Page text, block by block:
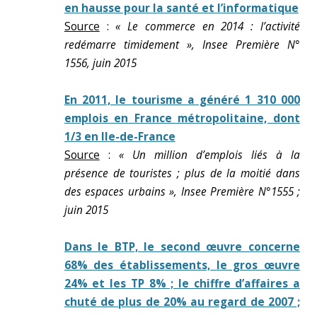
en hausse pour la santé et l’informatique
Source :« Le commerce en 2014 : l’activité
redémarre timidement », Insee Première N°
1556, juin 2015
En 2011, le tourisme a généré 1 310 000
emplois en France métropolitaine, dont
1/3 en Ile-de-France
Source : « Un million d’emplois liés à la
présence de touristes ; plus de la moitié dans
des espaces urbains », Insee Première N°1555 ;
juin 2015
Dans le BTP, le second œuvre concerne
68% des établissements, le gros œuvre
24% et les TP 8% ; le chiffre d’affaires a
chuté de plus de 20% au regard de 2007 ;